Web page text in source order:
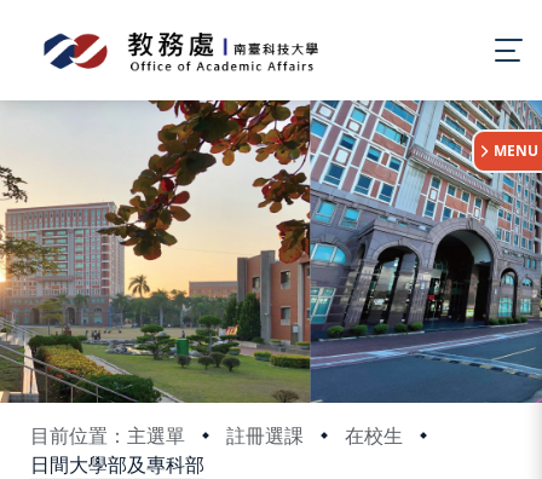
目前位置：主選單 註冊選課
在校生
日間大學部及專科部
:::
MENU